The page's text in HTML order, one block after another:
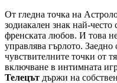
От гледна точка на
зодиакален знак най-често
френската любов. И това
управлява гърлото.
чувствителните точки от
включване в интимната
Телецът държи на